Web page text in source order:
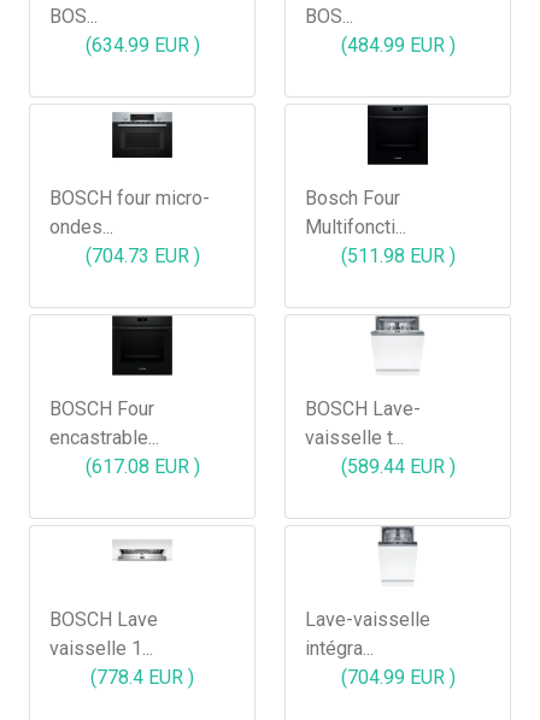
BOS...
(634.99 EUR )
BOS...
(484.99 EUR )
BOSCH four micro-
ondes...
(704.73 EUR )
Bosch Four
Multifoncti...
(511.98 EUR )
BOSCH Four
encastrable...
(617.08 EUR )
BOSCH Lave-
vaisselle t...
(589.44 EUR )
BOSCH Lave
vaisselle 1...
(778.4 EUR )
Lave-vaisselle
intégra...
(704.99 EUR )